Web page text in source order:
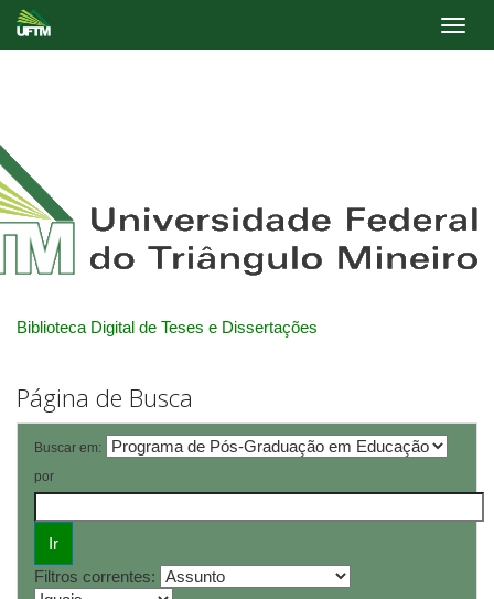
Biblioteca Digital de Teses e Dissertações
Página de Busca
Buscar em:
por
Filtros correntes: